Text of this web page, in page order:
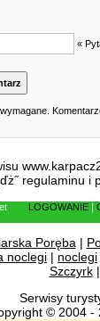
«
regulaminu i
LOGOWANIE
Poręba|
noclegi | noclegi
Szczyrk|
Serwisy
© 2004 -